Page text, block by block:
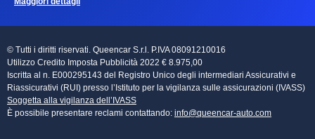
© Tutti i diritti riservati. Queencar S.r.l. P.IVA 08091210016
Utilizzo Credito Imposta Pubblicità 2022 € 8.975,00
Iscritta al n. E000295143 del Registro Unico degli intermediari Assicurativi e
Riassicurativi (RUI) presso l’Istituto per la vigilanza sulle assicurazioni (IVASS)
Soggetta alla vigilanza dell’IVASS
È possibile presentare reclami contattando: info@queencar-auto.com